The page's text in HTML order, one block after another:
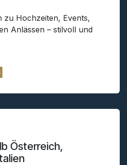
zu Hochzeiten, Events,
Anlässen – stilvoll und
Österreich,